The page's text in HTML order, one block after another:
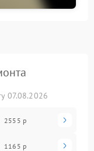
07.08.2026
2555 р
1165 р